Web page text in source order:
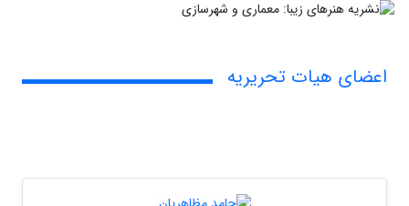
اعضای هیات تحریریه